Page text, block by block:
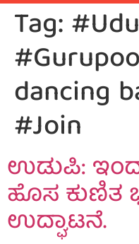
Tag:
dancing
#Join
ಉಡುಪಿ:
ಹೊಸ ಕುಣಿತ
ಉದ್ಘಾಟನೆ.